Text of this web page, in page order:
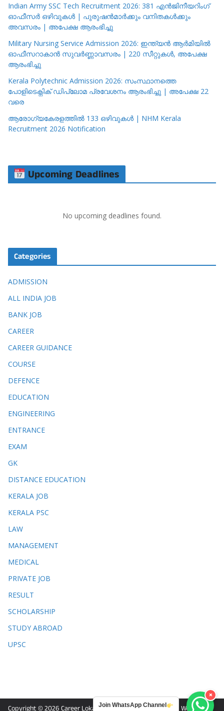
Indian Army SSC Tech Recruitment 2026: 381 എൻജിനീയറിംഗ്
ഓഫീസർ ഒഴിവുകൾ | പുരുഷൻമാർക്കും വനിതകൾക്കും
അവസരം | അപേക്ഷ ആരംഭിച്ചു
Military Nursing Service Admission 2026: ഇന്ത്യൻ ആർമിയിൽ
ഓഫീസറാകാൻ സുവർണ്ണാവസരം | 220 സീറ്റുകൾ, അപേക്ഷ
ആരംഭിച്ചു
Kerala Polytechnic Admission 2026: സംസ്ഥാനത്തെ
പോളിടെക്നിക് ഡിപ്ലോമ പ്രവേശനം ആരംഭിച്ചു | അപേക്ഷ 22
വരെ
ആരോഗ്യകേരളത്തിൽ 133 ഒഴിവുകൾ | NHM Kerala
Recruitment 2026 Notification
Upcoming Deadlines
No upcoming deadlines found.
Categories
ADMISSION
ALL INDIA JOB
BANK JOB
CAREER
CAREER GUIDANCE
COURSE
DEFENCE
EDUCATION
ENGINEERING
ENTRANCE
EXAM
GK
DISTANCE EDUCATION
KERALA JOB
KERALA PSC
LAW
MANAGEMENT
MEDICAL
PRIVATE JOB
RESULT
SCHOLARSHIP
STUDY ABROAD
UPSC
Copyright © 2026 Career Lokam. Powered byColorMagand WordPress .
Join WhatsApp Channel
×